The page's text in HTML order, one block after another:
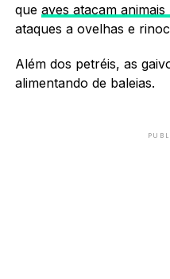
que aves atacam animais
ataques a ovelhas e
Além dos petréis, as
alimentando de baleias.